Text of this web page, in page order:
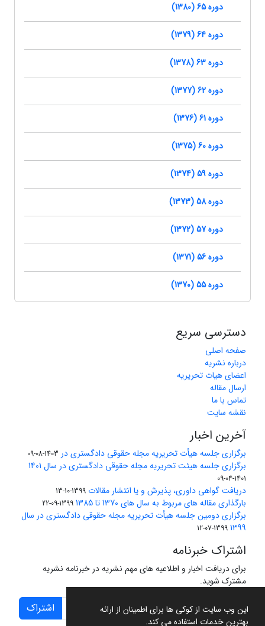
این وب سایت از کوکی ها برای اطمینان از ارائه
بهترین خدمات استفاده می کند.
دوره 65 (1380)
دوره 64 (1379)
دوره 63 (1378)
دوره 62 (1377)
دوره 61 (1376)
دوره 60 (1375)
دوره 59 (1374)
دوره 58 (1373)
دوره 57 (1372)
دوره 56 (1371)
دوره 55 (1370)
دسترسی سریع
صفحه اصلی
درباره نشریه
اعضای هیات تحریریه
ارسال مقاله
تماس با ما
نقشه سایت
آخرین اخبار
برگزاری جلسه هیأت تحریریه مجله حقوقی دادگستری در 1403-08-09
برگزاری جلسه هیئت تحریریه مجله حقوقی دادگستری در سال 1401
1401-04-09
دریافت گواهی داوری، پذیرش و یا انتشار مقالات 1399-10-13
بارگذاری مقاله های مربوط به سال های 1370 تا 1385 1399-09-22
برگزاری دومین جلسه هیأت تحریریه مجله حقوقی دادگستری در سال
1399
1399-07-12
اشتراک خبرنامه
برای دریافت اخبار و اطلاعیه های مهم نشریه در خبرنامه نشریه
مشترک شوید.
اشتراک